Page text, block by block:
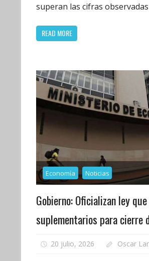
superan las cifras
READ MORE
Economía Noticias
Gobierno: Oficializan ley
suplementarios para cierre
20 julio, 2026 Oscar